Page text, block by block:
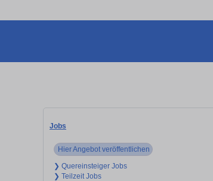
Jobs
Hier Angebot veröffentlichen
❯ Quereinsteiger Jobs
❯ Teilzeit Jobs